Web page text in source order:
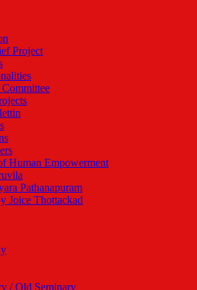
Project
Human Empowerment
Pathanapuram
Joice Thottackad
/ Old Seminary